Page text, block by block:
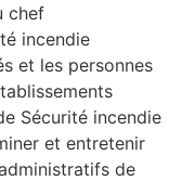
chef
incendie
et les personnes
Sécurité incendie
et entretenir
de